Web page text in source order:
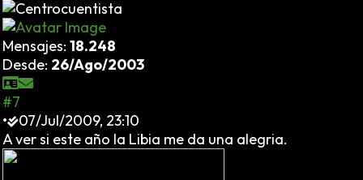
Mensajes: 18.248
Desde: 26/Ago/2003
#7
•
07/Jul/2009, 23:10
A ver si este año la Libia me da una alegria.